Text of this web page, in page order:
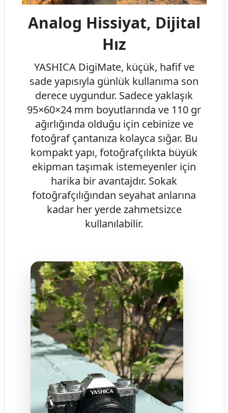
Analog Hissiyat, Dijital
Hız
YASHICA DigiMate, küçük, hafif ve
sade yapısıyla günlük kullanıma son
derece uygundur. Sadece yaklaşık
95×60×24 mm boyutlarında ve 110 gr
ağırlığında olduğu için cebinize ve
fotoğraf çantanıza kolayca sığar. Bu
kompakt yapı, fotoğrafçılıkta büyük
ekipman taşımak istemeyenler için
harika bir avantajdır. Sokak
fotoğrafçılığından seyahat anlarına
kadar her yerde zahmetsizce
kullanılabilir.